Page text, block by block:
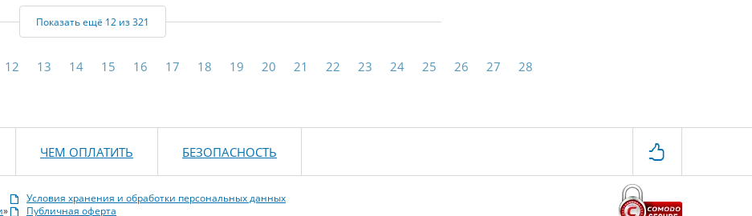
Показать ещё 12 из 321
12 13 14 15 16 17 18 19 20 21 22 23 24 25 26 27 28
ЧЕМ ОПЛАТИТЬ БЕЗОПАСНОСТЬ
»
Условия хранения и обработки персональных данных
Публичная оферта